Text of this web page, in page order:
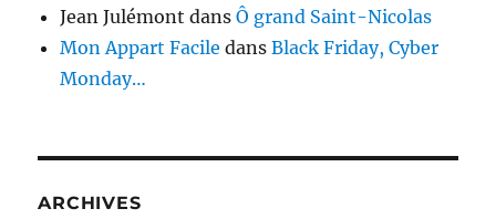
Jean Julémont dansÔ grand Saint-Nicolas
Mon Appart Facile dansBlack Friday, Cyber
Monday…
ARCHIVES